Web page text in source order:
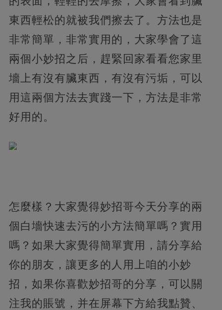
東西輕松的就被我們擦去了。方法也是
非常簡單，非常實用的，大家學會了這
兩個小妙招之后，趕緊回家看看您家里
墻上有沒有臟東西，有沒有污垢，可以
用這兩個方法去實踐一下，方法是非常
好用的。
怎麼樣？大家覺得妙招哥今天分享的兩
個白墻快速去污的小方法簡單嗎？實用
嗎？如果大家覺得簡單實用，請分享給
你的朋友，讓更多的人用上咱的小妙
招，如果你喜歡妙招哥的分享，可以關
注我的賬號，并在屏幕下方給我點贊、